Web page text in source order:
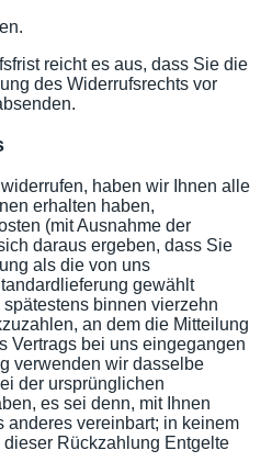
reicht es aus, dass Sie die
des Widerrufsrechts vor
haben wir Ihnen alle
erhalten haben,
(mit Ausnahme der
daraus ergeben, dass Sie
als die von uns
gewählt
binnen vierzehn
an dem die Mitteilung
Vertrags bei uns eingegangen
verwenden wir dasselbe
der ursprünglichen
es sei denn, mit Ihnen
anderes vereinbart; in keinem
Rückzahlung Entgelte